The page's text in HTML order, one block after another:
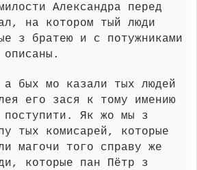
Александра перед
на котором тый люди
з братею и с потужниками
а бых мо казали тых людей
его зася к тому имению
поступити. Як жо мы з
тых комисарей, которые
магочи того справу же
которые пан Пётр з